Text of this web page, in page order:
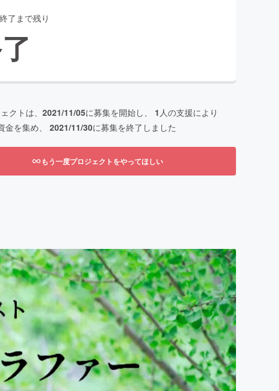
了まで残り
クトは、 2021/11/05に募集を開始し、 1 人の支援により
金を集め、 2021/11/30に募集を終了しました
もう一度プロジェクトをやってほしい